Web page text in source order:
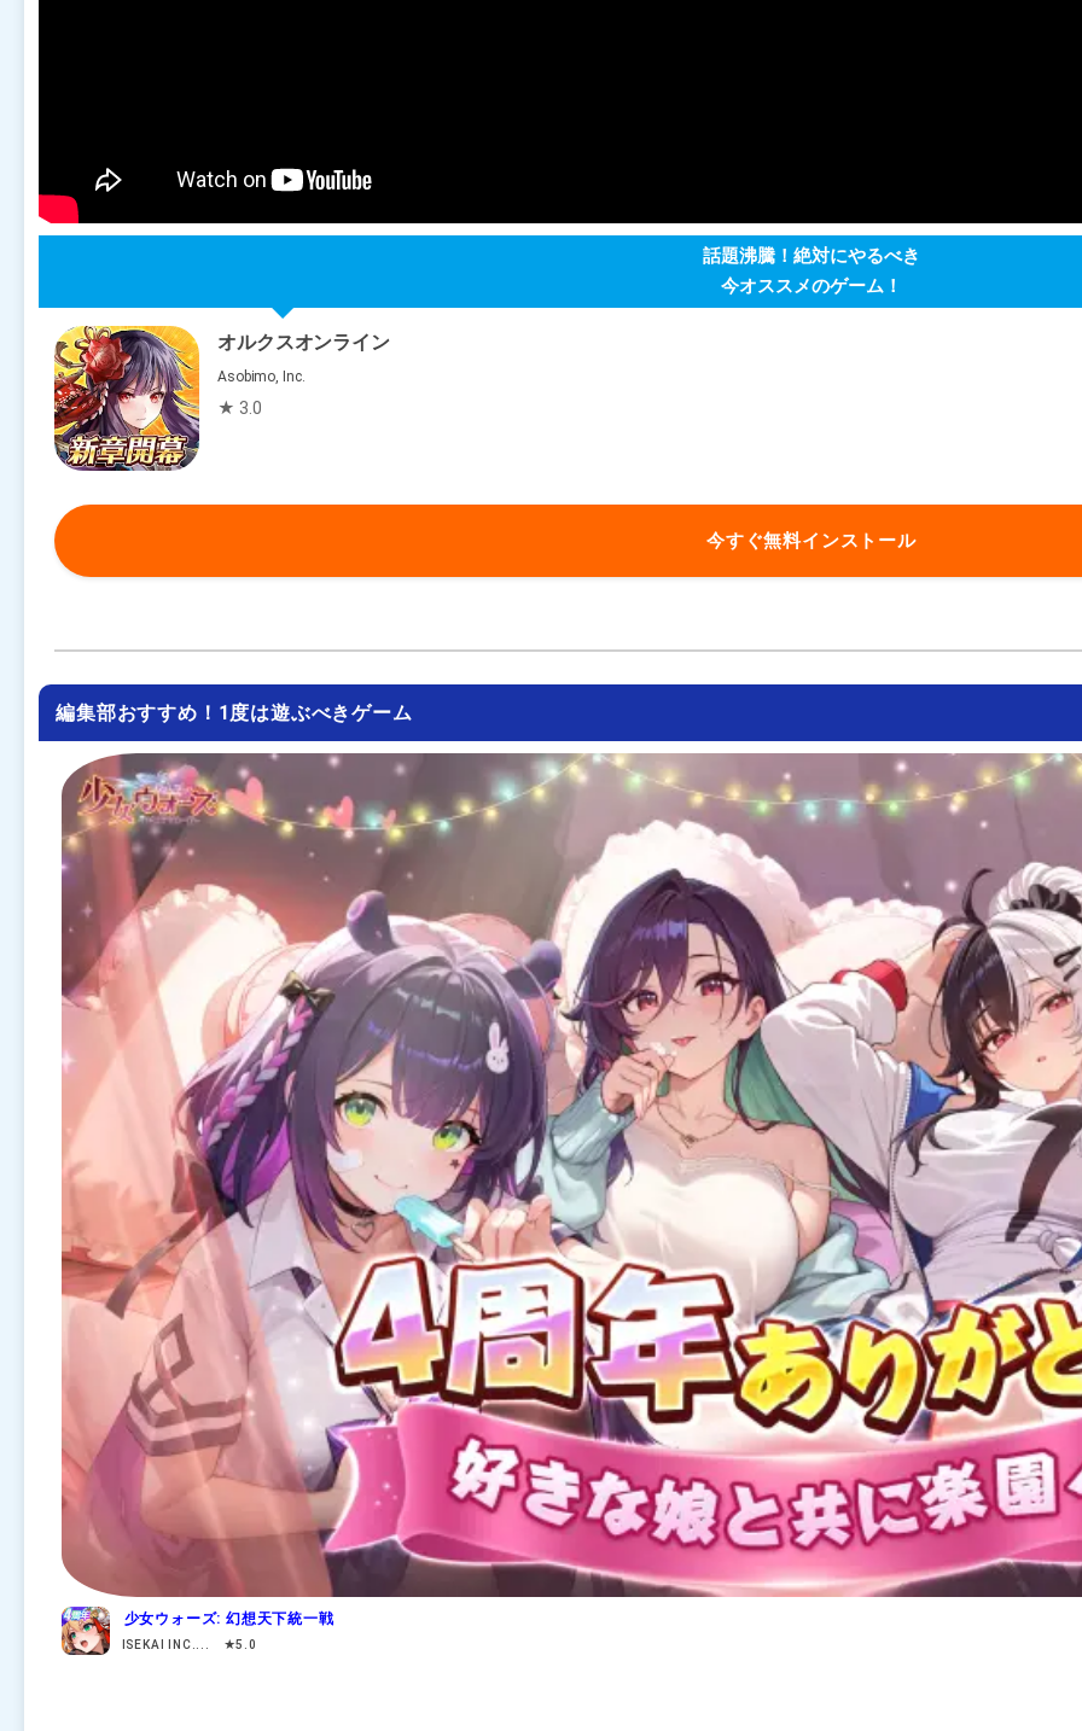
話題沸騰！絶対にやるべき
今オススメのゲーム！
オルクスオンライン
Asobimo, Inc.
★ 3.0
今すぐ無料インストール
編集部おすすめ！1度は遊ぶべきゲーム
少女ウォーズ: 幻想天下統一戦
ISEKAI INC.... ★5.0